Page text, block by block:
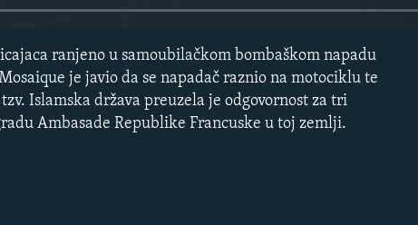
ranjeno u samoubilačkom bombaškom napadu
je javio da se napadač raznio na motociklu te
Islamska država preuzela je odgovornost za tri
Ambasade Republike Francuske u toj zemlji.